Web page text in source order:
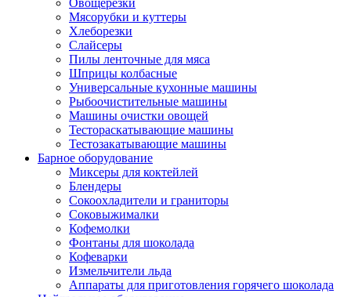
Овощерезки
Мясорубки и куттеры
Хлеборезки
Слайсеры
Пилы ленточные для мяса
Шприцы колбасные
Универсальные кухонные машины
Рыбоочистительные машины
Машины очистки овощей
Тестораскатывающие машины
Тестозакатывающие машины
Барное оборудование
Миксеры для коктейлей
Блендеры
Сокоохладители и граниторы
Соковыжималки
Кофемолки
Фонтаны для шоколада
Кофеварки
Измельчители льда
Аппараты для приготовления горячего шоколада